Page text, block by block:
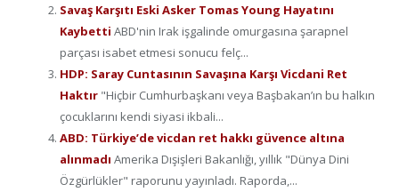
Savaş Karşıtı Eski Asker Tomas Young Hayatını
Kaybetti ABD'nin Irak işgalinde omurgasına şarapnel
parçası isabet etmesi sonucu felç...
HDP: Saray Cuntasının Savaşına Karşı Vicdani Ret
Haktır "Hiçbir Cumhurbaşkanı veya Başbakan’ın bu halkın
çocuklarını kendi siyasi ikbali...
ABD: Türkiye’de vicdan ret hakkı güvence altına
alınmadı Amerika Dışişleri Bakanlığı, yıllık "Dünya Dini
Özgürlükler" raporunu yayınladı. Raporda,...